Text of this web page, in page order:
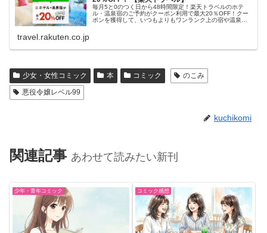
毎月5と0のつく日から48時間限定！楽天トラベルのホテ
ル・温泉宿のご予約がクーポン利用で最大20％OFF！クー
ポンを獲得して、いつもよりもワンランク上の宿や温泉宿
travel.rakuten.co.jp
少女・女性コミック 本 コミック
のこみ
悪役令嬢レベル99
kuchikomi
関連記事 あわせて読みたい新刊
少年・青年コミック コミック感想